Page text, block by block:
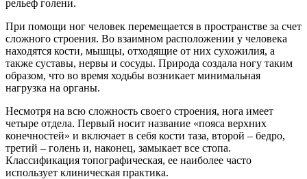
рельеф голени.
При помощи ног человек перемещается в пространстве за счет
сложного строения. Во взаимном расположении у человека
находятся кости, мышцы, отходящие от них сухожилия, а
также суставы, нервы и сосуды. Природа создала ногу таким
образом, что во время ходьбы возникает минимальная
нагрузка на органы.
Несмотря на всю сложность своего строения, нога имеет
четыре отдела. Первый носит название «пояса верхних
конечностей» и включает в себя кости таза, второй – бедро,
третий – голень и, наконец, замыкает все стопа.
Классификация топографическая, ее наиболее часто
использует клиническая практика.